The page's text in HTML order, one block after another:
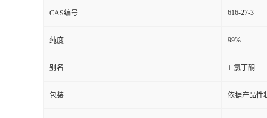
CAS编号 616-27-3
纯度 99%
别名 1-氯丁酮
包装 依据产品性